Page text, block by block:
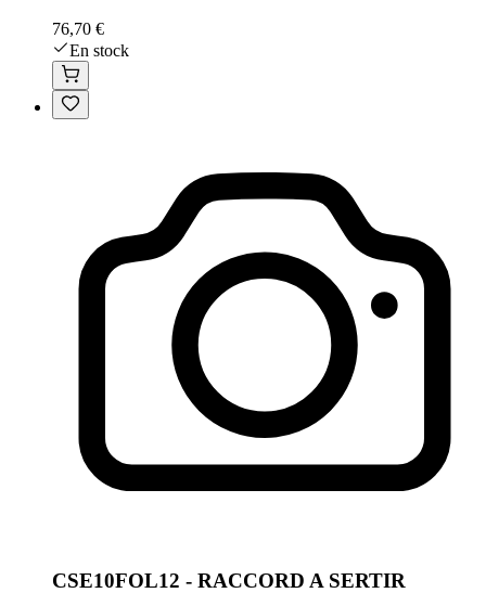
76,70 €
En stock
CSE10FOL12 - RACCORD A SERTIR